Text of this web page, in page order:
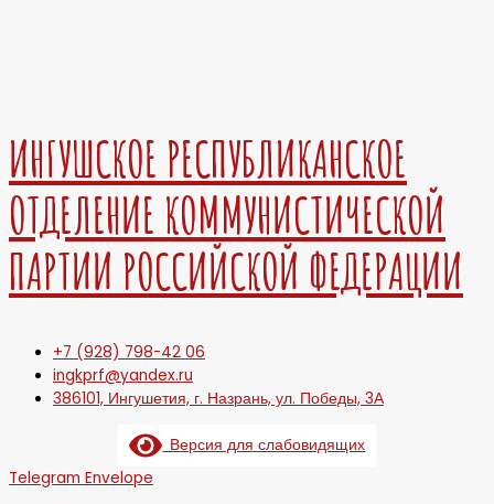
ИНГУШСКОЕ РЕСПУБЛИКАНСКОЕ
ОТДЕЛЕНИЕ КОММУНИСТИЧЕСКОЙ
ПАРТИИ РОССИЙСКОЙ ФЕДЕРАЦИИ
+7 (928) 798-42 06
ingkprf@yandex.ru
386101, Ингушетия, г. Назрань, ул. Победы, 3А
Версия для слабовидящих
Telegram Envelope